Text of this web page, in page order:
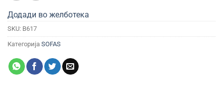
Додади во желботека
SKU: B617
Категорија SOFAS